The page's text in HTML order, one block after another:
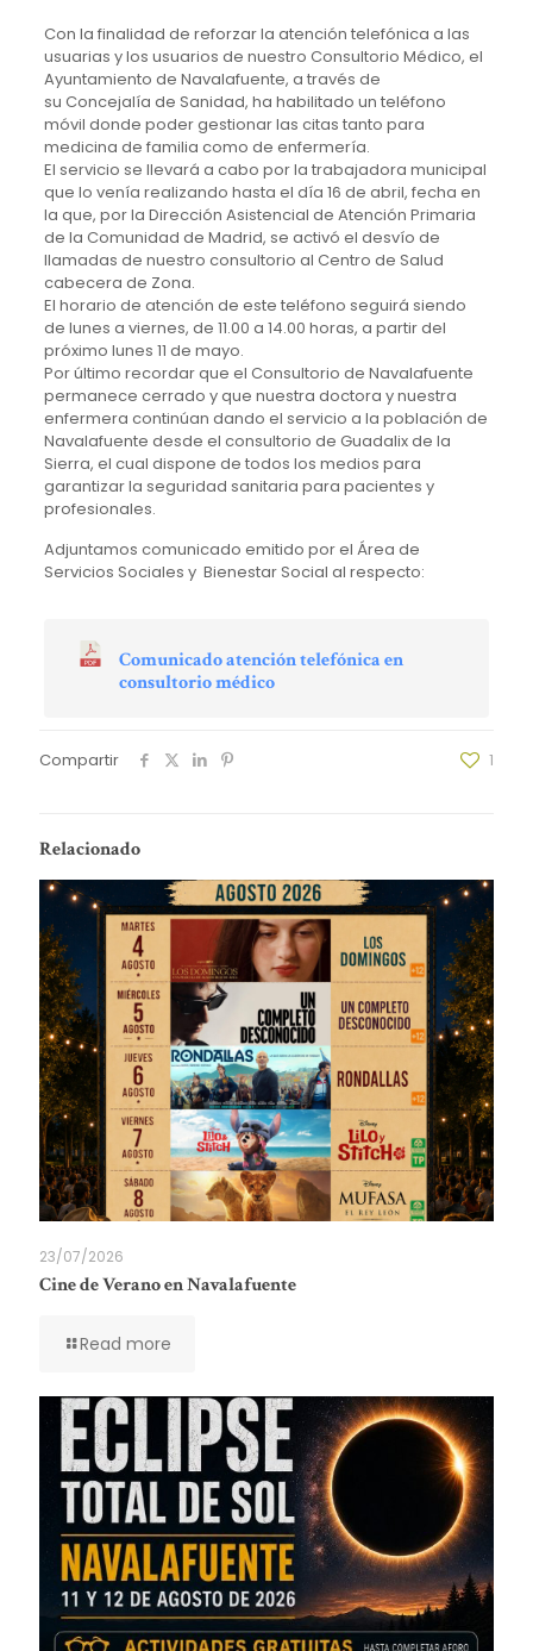
Con la finalidad de reforzar la atención telefónica a las
usuarias y los usuarios de nuestro Consultorio Médico, el
Ayuntamiento de Navalafuente, a través de
su Concejalía de Sanidad, ha habilitado un teléfono
móvil donde poder gestionar las citas tanto para
medicina de familia como de enfermería.
El servicio se llevará a cabo por la trabajadora municipal
que lo venía realizando hasta el día 16 de abril, fecha en
la que, por la Dirección Asistencial de Atención Primaria
de la Comunidad de Madrid, se activó el desvío de
llamadas de nuestro consultorio al Centro de Salud
cabecera de Zona.
El horario de atención de este teléfono seguirá siendo
de lunes a viernes, de 11.00 a 14.00 horas, a partir del
próximo lunes 11 de mayo.
Por último recordar que el Consultorio de Navalafuente
permanece cerrado y que nuestra doctora y nuestra
enfermera continúan dando el servicio a la población de
Navalafuente desde el consultorio de Guadalix de la
Sierra, el cual dispone de todos los medios para
garantizar la seguridad sanitaria para pacientes y
profesionales.
Adjuntamos comunicado emitido por el Área de
Servicios Sociales y Bienestar Social al respecto:
Comunicado atención telefónica en
consultorio médico
Compartir 1
Relacionado
23/07/2026
Cine de Verano en Navalafuente
Read more